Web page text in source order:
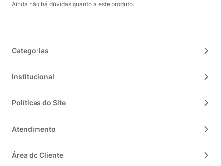
Ainda não há dúvidas quanto a este produto.
Categorias
Institucional
Políticas do Site
Atendimento
Área do Cliente